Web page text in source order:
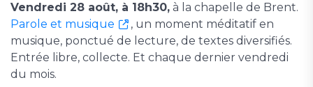
Vendredi 28 août, à 18h30, à la chapelle de Brent.
Parole et musique
, un moment méditatif en
musique, ponctué de lecture, de textes diversifiés.
Entrée libre, collecte. Et chaque dernier vendredi
du mois.